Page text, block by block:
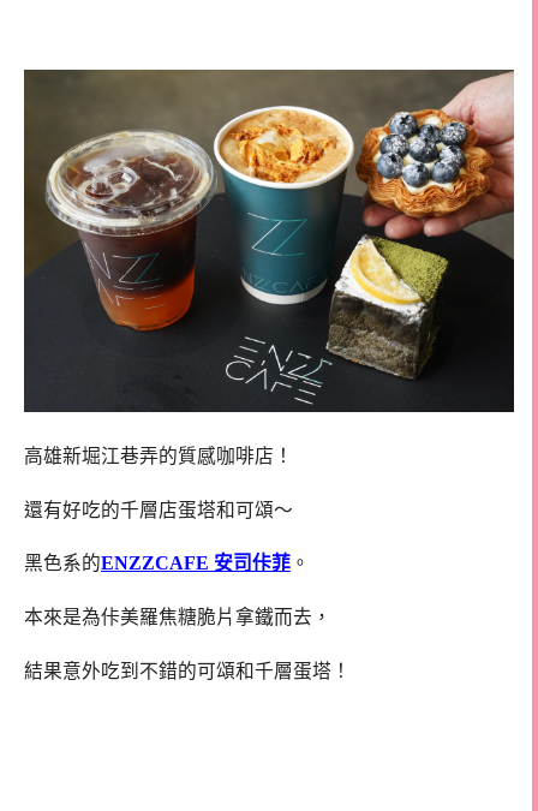
高雄新堀江巷弄的質感咖啡店！
還有好吃的千層店蛋塔和可頌～
黑色系的ENZZCAFE 安司佧菲 。
本來是為佧美羅焦糖脆片拿鐵而去，
結果意外吃到不錯的可頌和千層蛋塔！